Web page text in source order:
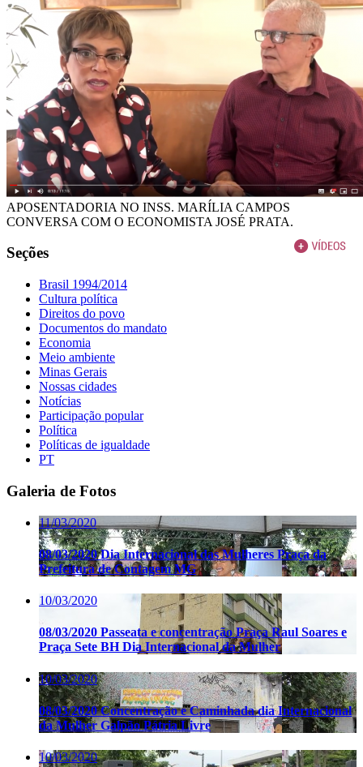
APOSENTADORIA NO INSS. MARÍLIA CAMPOS
CONVERSA COM O ECONOMISTA JOSÉ PRATA.
Seções
Brasil 1994/2014
Cultura política
Direitos do povo
Documentos do mandato
Economia
Meio ambiente
Minas Gerais
Nossas cidades
Notícias
Participação popular
Política
Políticas de igualdade
PT
Galeria de Fotos
11/03/2020
08/03/2020 Dia Internacional das Mulheres Praça da
Prefeitura de Contagem MG
10/03/2020
08/03/2020 Passeata e concentração Praça Raul Soares e
Praça Sete BH Dia Internacional da Mulher
10/03/2020
08/03/2020 Concentração e Caminhada dia Internacional
da Mulher Galpão Pátria Livre
10/03/2020